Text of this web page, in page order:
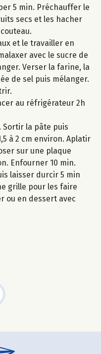
5 min. Préchauffer le
secs et les hacher
et le travailler en
avec le sucre de
Verser la farine, la
de sel puis mélanger.
au réfrigérateur 2h
Sortir la pâte puis
à 2 cm environ. Aplatir
sur une plaque
Enfourner 10 min.
laisser durcir 5 min
grille pour les faire
ou en dessert avec